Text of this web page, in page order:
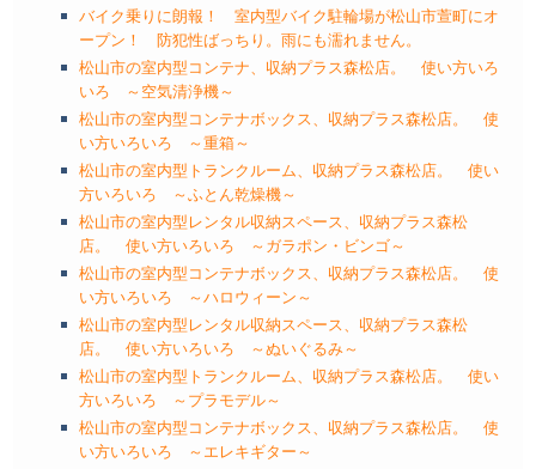
バイク乗りに朗報！ 室内型バイク駐輪場が松山市萱町にオ
ープン！ 防犯性ばっちり。雨にも濡れません。
松山市の室内型コンテナ、収納プラス森松店。 使い方いろ
いろ ～空気清浄機～
松山市の室内型コンテナボックス、収納プラス森松店。 使
い方いろいろ ～重箱～
松山市の室内型トランクルーム、収納プラス森松店。 使い
方いろいろ ～ふとん乾燥機～
松山市の室内型レンタル収納スペース、収納プラス森松
店。 使い方いろいろ ～ガラポン・ビンゴ～
松山市の室内型コンテナボックス、収納プラス森松店。 使
い方いろいろ ～ハロウィーン～
松山市の室内型レンタル収納スペース、収納プラス森松
店。 使い方いろいろ ～ぬいぐるみ～
松山市の室内型トランクルーム、収納プラス森松店。 使い
方いろいろ ～プラモデル～
松山市の室内型コンテナボックス、収納プラス森松店。 使
い方いろいろ ～エレキギター～